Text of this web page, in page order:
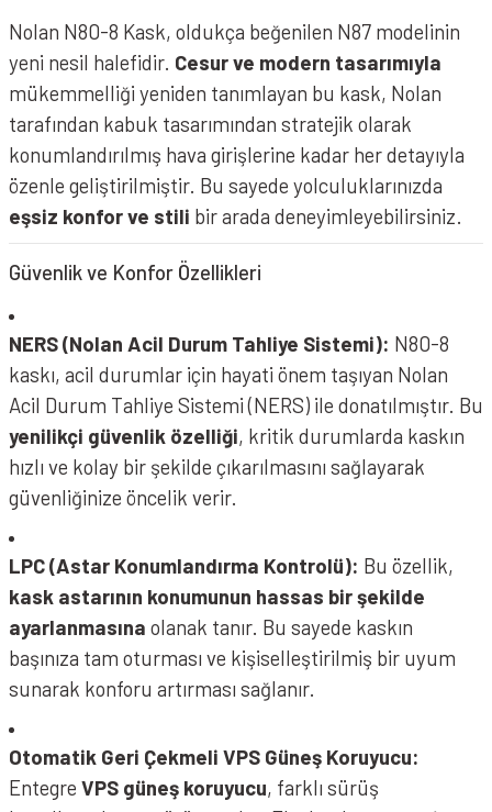
NOLAN N80-8 Kask Verniciatura Speciale 341
NOLAN N80-8 Kask Verniciatura Speciale 342
NOLAN N80-8 Kask Classico Nobile 315 Mat Bej
Nolan N80-8 Kask, oldukça beğenilen N87 modelinin
yeni nesil halefidir. Cesur ve modern tasarımıyla
mükemmelliği yeniden tanımlayan bu kask, Nolan
tarafından kabuk tasarımından stratejik olarak
konumlandırılmış hava girişlerine kadar her detayıyla
özenle geliştirilmiştir. Bu sayede yolculuklarınızda
eşsiz konfor ve stili bir arada deneyimleyebilirsiniz.
Güvenlik ve Konfor Özellikleri
NERS (Nolan Acil Durum Tahliye Sistemi): N80-8
kaskı, acil durumlar için hayati önem taşıyan Nolan
Acil Durum Tahliye Sistemi (NERS) ile donatılmıştır. Bu
yenilikçi güvenlik özelliği, kritik durumlarda kaskın
hızlı ve kolay bir şekilde çıkarılmasını sağlayarak
güvenliğinize öncelik verir.
LPC (Astar Konumlandırma Kontrolü): Bu özellik,
kask astarının konumunun hassas bir şekilde
ayarlanmasına olanak tanır. Bu sayede kaskın
başınıza tam oturması ve kişiselleştirilmiş bir uyum
sunarak konforu artırması sağlanır.
Otomatik Geri Çekmeli VPS Güneş Koruyucu:
Entegre VPS güneş koruyucu, farklı sürüş